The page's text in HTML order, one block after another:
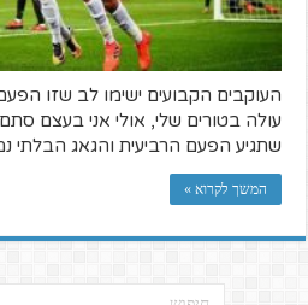
העוקבים הקבועים ישימו לב שזו
עולה בטורים שלי, אולי אני בעצם
שתגיע הפעם הרביעית והגאג הבלתי
המשך לקרוא »